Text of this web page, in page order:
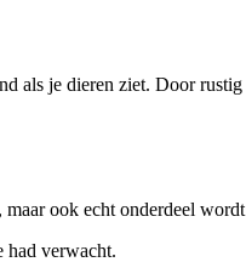
als je dieren ziet. Door
ook echt onderdeel
had verwacht.